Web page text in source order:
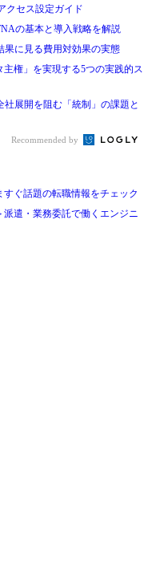
クセス設定ガイド
の基本と導入戦略を解説
に見る費用対効果の実態
権」を実現する5つの実践的ス
展開を阻む「統制」の課題と
Recommended by
すぐ話題の転職情報をチェック
遣・業務委託で働くエンジニ